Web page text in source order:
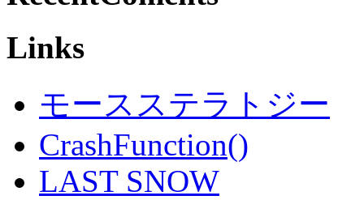
Links
モースステラトジー
CrashFunction()
LAST SNOW